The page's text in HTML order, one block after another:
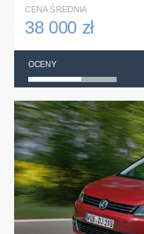
CENA ŚREDNIA
38 000 zł
OCENY